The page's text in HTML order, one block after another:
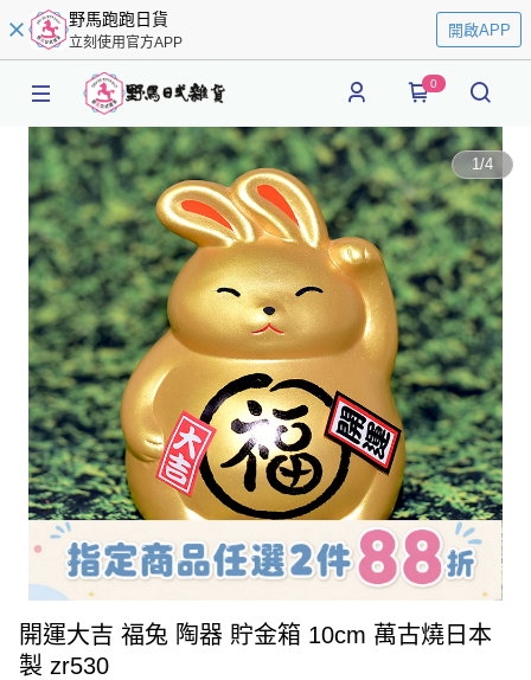
野馬跑跑日貨
立刻使用官方APP
開啟APP
0
1/4
開運大吉 福兔 陶器 貯金箱 10cm 萬古燒日本
製 zr530